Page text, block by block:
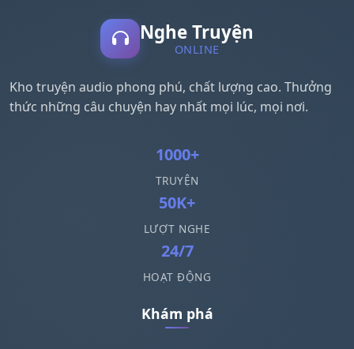
Nghe Truyện
ONLINE
Kho truyện audio phong phú, chất lượng cao. Thưởng
thức những câu chuyện hay nhất mọi lúc, mọi nơi.
1000+
TRUYỆN
50K+
LƯỢT NGHE
24/7
HOẠT ĐỘNG
Khám phá